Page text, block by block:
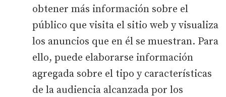
obtener más información sobre el
público que visita el sitio web y visualiza
los anuncios que en él se muestran. Para
ello, puede elaborarse información
agregada sobre el tipo y características
de la audiencia alcanzada por los